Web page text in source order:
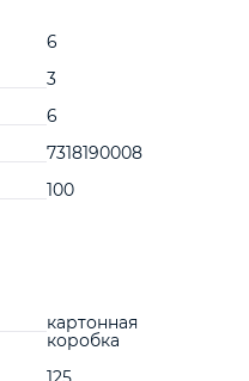
6
3
6
7318190008
100
картонная
коробка